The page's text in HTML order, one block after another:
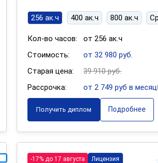
256 ак.ч 400 ак.ч 800 ак.ч
Кол-во часов:
от 256 ак.ч
Стоимость:
от 32 980 руб.
Старая цена:
39 910 руб.
Рассрочка:
от 2 749 руб в месяц
Получить диплом Подробнее
-17% до 17 августа Лицензия